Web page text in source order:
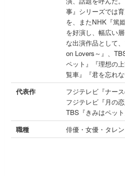
事』シリーズでは
を、またNHK『篤
を好演し、幅広い
な出演作品として
on Lovers～』、
ペット』『理想の
覧車』『君を忘れな
代表作
フジテレビ『ナー
フジテレビ『月の
TBS『きみはペット
職種
俳優・女優・タレン